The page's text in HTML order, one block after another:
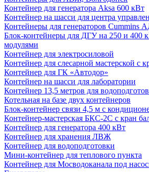
Контейнер для генератора Aksa 600 кВт
Контейнер на шасси для центра
Контейнеры для генераторов Cummins
Блок-контейнеры для ДГУ на 250 и 400
модулями
Контейнер для электросиловой
Контейнер для слесарной мастерской с
Контейнер для ГК «Автодор»
Контейнер на шасси для лаборатории
Контейнер 13,5 метров для
Котельная на базе двух контейнеров
Блок-контейнер связи 4,5 м с
Контейнер-мастерская БКС-2С с кран
Контейнер для генератора 400 кВт
Контейнер для хранения ЛВЖ
Контейнер для водоподготовки
Мини-контейнер для теплового пункта
Контейнер для Мосводоканала под